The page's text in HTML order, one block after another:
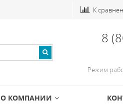
К
8
Режим
О КОМПАНИИ